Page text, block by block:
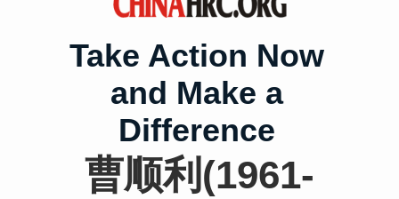
Take Action Now
and Make a
Difference
曹顺利(1961-